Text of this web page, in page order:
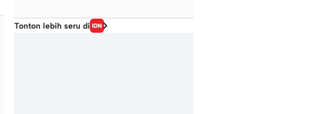
Tonton lebih seru di